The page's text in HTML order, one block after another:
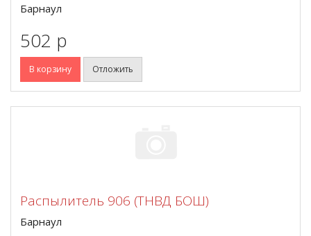
Барнаул
502 p
В корзину Отложить
Распылитель 906 (ТНВД БОШ)
Барнаул